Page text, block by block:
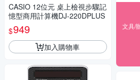
CASIO 12位元 桌上檢視步驟記
憶型商用計算機DJ-220DPLUS
$949
加入購物車